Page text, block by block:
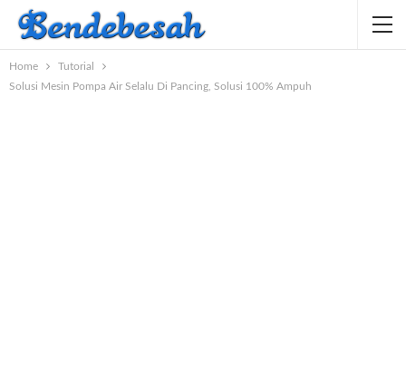
Home
Tutorial
Solusi Mesin Pompa Air Selalu Di Pancing, Solusi 100% Ampuh